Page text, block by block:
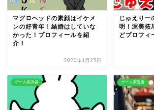
マグロヘッドの素顔はイケメ
ンの好青年！結婚はしていな
かった！プロフィールを紹
介！
2020年1月23日
じゅえりー
明！渥美拓
どプロフィ
ゲーム実況者 ゲーム実況者